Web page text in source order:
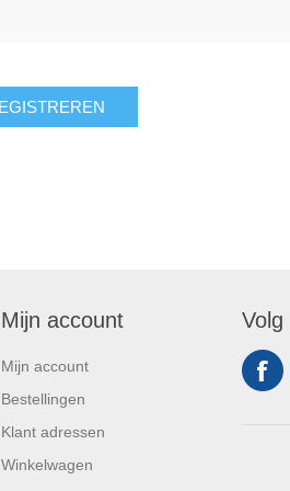
Mijn account
Mijn account
Bestellingen
Klant adressen
Winkelwagen
Volg